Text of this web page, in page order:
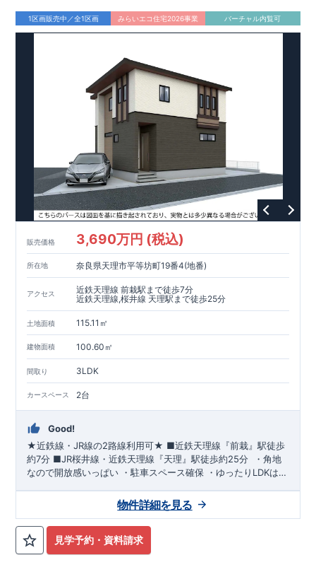
1区画販売中／全1区画 みらいエコ住宅2026事業 バーチャル内覧可
販売価格 3,690万円 (税込)
所在地 奈良県天理市平等坊町19番4(地番)
アクセス
近鉄天理線 前栽駅まで徒歩7分
近鉄天理線,桜井線 天理駅まで徒歩25分
土地面積 115.11㎡
建物面積 100.60㎡
間取り 3LDK
カースペース 2台
Good!
★近鉄線・JR線の2路線利用可★ ■近鉄天理線『前栽』駅徒歩
約7分 ​■JR桜井線・近鉄天理線『天理』駅徒歩約25分 ​・角地
なので開放感いっぱい ​・駐車スペース確保 ・ゆったり LDKは19
で将来的にお部屋を増やせます(有償)
南向きワイドバルコニー
​・洗面所の雰囲気にもこだわりいっぱい！
園』
徒歩約4分 ​『市立前栽こども園』
学校』徒歩約9分 ​『市立西中学校』
見学予約・資料請求
物件詳細を見る